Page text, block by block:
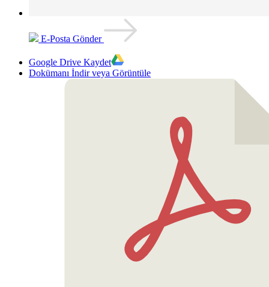
E-Posta Gönder
Google Drive Kaydet
Dokümanı İndir veya Görüntüle